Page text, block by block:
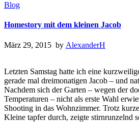
Blog
Homestory mit dem kleinen Jacob
März 29, 2015 by AlexanderH
Letzten Samstag hatte ich eine
gerade mal dreimonatigen Jacob – und
Nachdem sich der Garten – wegen der
Temperaturen – nicht als erste Wahl
Shooting in das Wohnzimmer. Trotz
Kleine tapfer durch, zeigte stirnrunzelnd